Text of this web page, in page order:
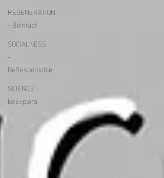
REGENERATION
- BeIntact
SOCIALNESS
-
BeResponsible
SCIENCE -
BeExplora